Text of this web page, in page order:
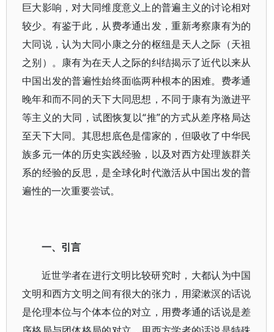
巨大影响，对大同维度意义上的普遍主义的讨论相对
较少。有鉴于此，从费孝通出发，重新考察康有为的
大同说，认为大同小康之分的枢纽是天人之际（天祖
之别）。康有为在天人之际的纠结揭示了近代以来从
中国出发的普遍性始终面临两种根本的困难。费孝通
晚年和而不同的天下大同思想，不同于康有为激进平
等主义的大同，试图恢复以“推”的方式从差序格局达
至天下大同。其思想底色是儒家的，但吸收了中华民
族多元一体的历史实践经验，以及对西方处理族群关
系的经验的反思，是全球化时代激活从中国出发的普
遍性的一次重要尝试。
一、引言
近世学者在进行文明比较研究时，大都认为中国
文明和西方文明之间有很大的张力，用梁漱溟的话说
是伦理本位与个体本位的对立，用费孝通的话说是差